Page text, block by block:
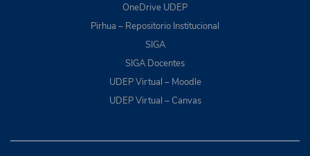
OneDrive UDEP
Pirhua – Repositorio Institucional
SIGA
SIGA Docentes
UDEP Virtual – Moodle
UDEP Virtual – Canvas